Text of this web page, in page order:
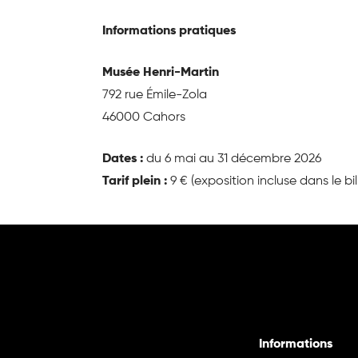
Informations pratiques
Musée Henri-Martin
792 rue Émile-Zola
46000 Cahors
Dates : du 6 mai au 31 décembre 2026
Tarif plein : 9 € (exposition incluse dans le
Informations